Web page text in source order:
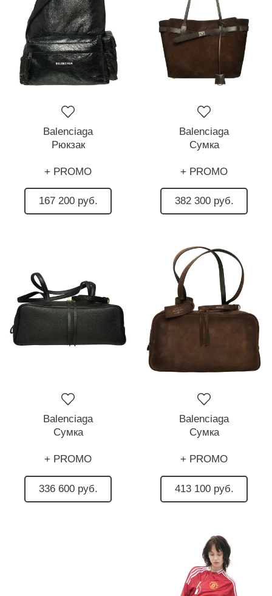
Balenciaga
Рюкзак
+ PROMO
167 200 руб.
Balenciaga
Сумка
+ PROMO
382 300 руб.
Balenciaga
Сумка
+ PROMO
336 600 руб.
Balenciaga
Сумка
+ PROMO
413 100 руб.